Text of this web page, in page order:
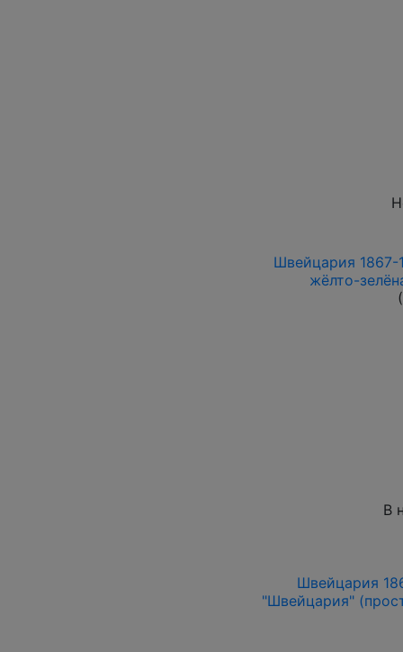
Швейцария 1867-
жёлто-
В
Швейцария
"Швейцария"